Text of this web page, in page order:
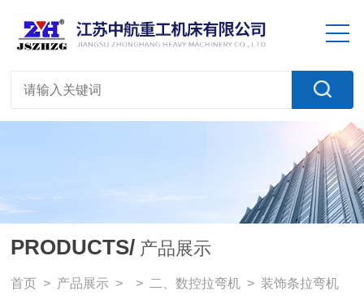
PRODUCTS/ 产品展示
首页 > 产品展示 > > 二、数控拉弯机 > 装饰条拉弯机